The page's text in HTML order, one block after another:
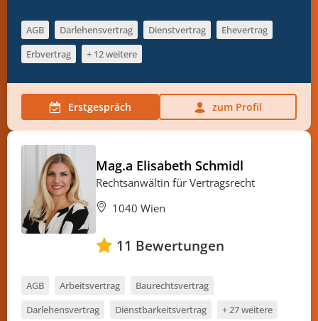
AGB Darlehensvertrag Dienstvertrag
Ehevertrag
Erbvertrag
+ 12 weitere
Erstgespräch zum Profil
Mag.a Elisabeth Schmidl
Rechtsanwältin für Vertragsrecht
1040 Wien
11 Bewertungen
AGB Arbeitsvertrag
Baurechtsvertrag
Darlehensvertrag
Dienstbarkeitsvertrag + 27 weitere